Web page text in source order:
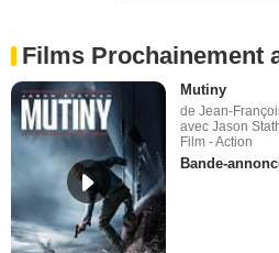
Films Prochainement
Mutiny
de Jean-
avec Jason
Film - Action
Bande-